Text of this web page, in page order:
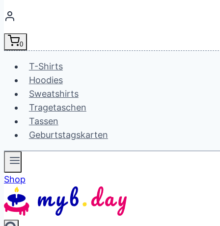
0
T-Shirts
Hoodies
Sweatshirts
Tragetaschen
Tassen
Geburtstagskarten
Shop